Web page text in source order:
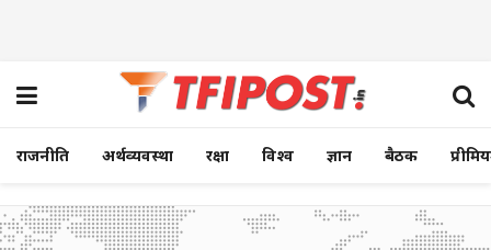
राजनीति अर्थव्यवस्था रक्षा विश्व ज्ञान बैठक